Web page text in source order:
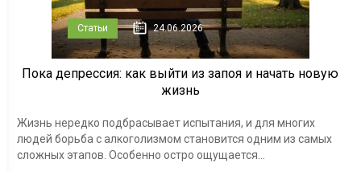
Статьи 24.06.2026
Пока депрессия: как выйти из запоя и начать новую
жизнь
Жизнь нередко подбрасывает испытания, и для многих
людей борьба с алкоголизмом становится одним из самых
сложных этапов. Особенно остро ощущается...